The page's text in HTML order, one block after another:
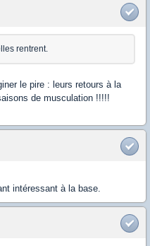
rentrent.
le pire : leurs retours à la
de musculation !!!!!
intéressant à la base.